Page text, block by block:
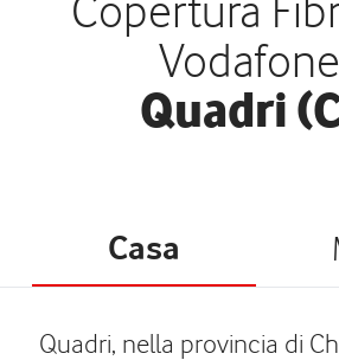
Quadri
Casa
Quadri, nella provincia di